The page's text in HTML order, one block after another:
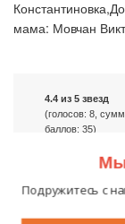
мама: Мовчан
4.4 из 5 звезд
(голосов: 8,
баллов: 35)
Мы
Подружитесь с